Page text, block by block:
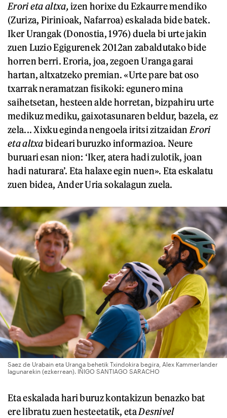
Erori eta altxa,izen horixe du Ezkaurre mendiko
(Zuriza, Pirinioak, Nafarroa) eskalada bide batek.
Iker Urangak (Donostia, 1976) duela bi urte jakin
zuen Luzio Egigurenek 2012an zabaldutako bide
horren berri. Eroria, joa, zegoen Uranga garai
hartan, altxatzeko premian. «Urte pare bat oso
txarrak neramatzan fisikoki: egunero mina
saihetsetan, hesteen alde horretan, bizpahiru urte
medikuz mediku, gaixotasunaren beldur, bazela, ez
zela... Xixku eginda nengoela iritsi zitzaidan Erori
eta altxabideari buruzko informazioa. Neure
buruari esan nion: ‘Iker, atera hadi zulotik, joan
hadi naturara’. Eta halaxe egin nuen». Eta eskalatu
zuen bidea, Ander Uria sokalagun zuela.
Saez de Urabain eta Uranga behetik Txindokira begira, Alex Kammerlander
lagunarekin (ezkerrean). IÑIGO SANTIAGO SARACHO
Eta eskalada hari buruz kontakizun benazko bat
ere libratu zuen hesteetatik, etaDesnivel